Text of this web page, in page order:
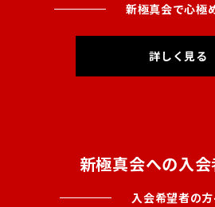
新極真会で心極
詳しく見る
新極真会への入
入会希望者の